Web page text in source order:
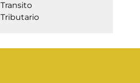
Transito
Tributario